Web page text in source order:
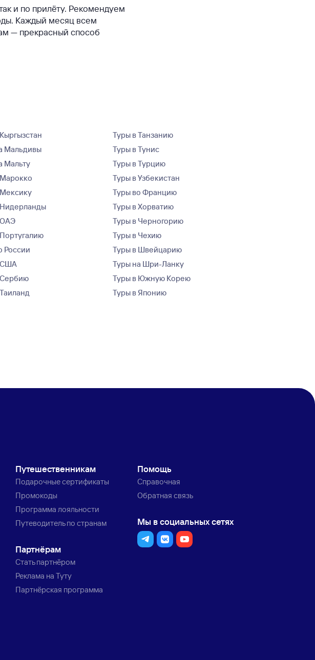
и по прилёту. Рекомендуем
Каждый месяц всем
— прекрасный способ
Мальдивы
Мальту
ОАЭ
России
США
Туры в Танзанию
Туры в Тунис
Туры в Турцию
Туры в Узбекистан
Туры во Францию
Туры в Хорватию
Туры в Черногорию
Туры в Чехию
Туры в Швейцарию
Туры на Шри-Ланку
Туры в Южную Корею
Туры в Японию
Путешественникам
Подарочные сертификаты
Промокоды
Программа лояльности
Путеводитель по странам
Партнёрам
Стать партнёром
Реклама на Туту
Партнёрская программа
Помощь
Справочная
Обратная связь
Мы в социальных сетях